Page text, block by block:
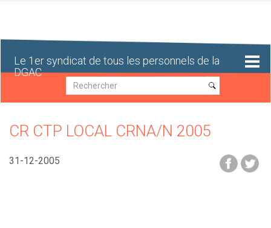
Le 1er syndicat de tous les personnels de la
DGAC
Recherche
Recherche
CR CTP LOCAL CRNA/N 2005
31-12-2005